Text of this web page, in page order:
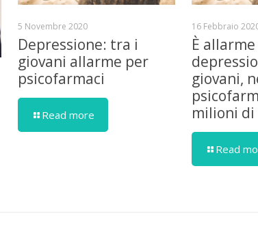
5 Novembre 2020
Depressione: tra i
giovani allarme per
psicofarmaci
Read more
16 Febbraio
È
giovani,
milioni
Read